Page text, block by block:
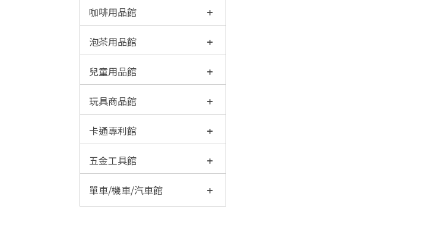
咖啡用品館
泡茶用品館
兒童用品館
玩具商品館
卡通專利館
五金工具館
單車/機車/汽車館